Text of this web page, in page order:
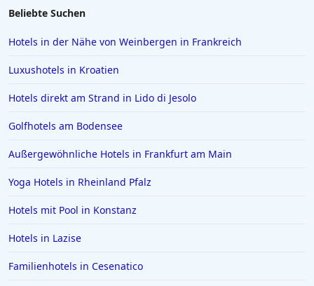
Hotels in Soest
Hotels in Reichenau
Hotels auf Skiathos
Hotels in Celle
Hotels in Giesen
Hotels in Beverly Hills
Beliebte Suchen
Hotels in der Nähe von Weinbergen in Frankreich
Luxushotels in Kroatien
Hotels direkt am Strand in Lido di Jesolo
Golfhotels am Bodensee
Außergewöhnliche Hotels in Frankfurt am Main
Yoga Hotels in Rheinland Pfalz
Hotels mit Pool in Konstanz
Hotels in Lazise
Familienhotels in Cesenatico